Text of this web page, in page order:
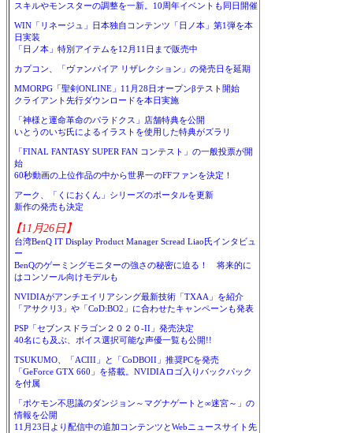
スキルやモンスターの調整を一新。10周年イベントも同日開催
WIN「リネージュ」日本独自コンテンツ「日ノ本」第1弾を本
日実装
「日ノ本」特別アイテムを12月11日まで販売中
カプコン、「ヴァンパイア リザレクション」の発売日を延期
MMORPG「聖剣ONLINE」11月28日オープンβテスト開始
クライアント先行ダウンロードを本日実施
「神様と運命革命のパラドクス」店舗特典を公開
いとうのいぢ氏によるイラストを使用した特典がズラリ
「FINAL FANTASY SUPER FAN コンテスト」の一般投票が開
始
60秒動画の上位作品の中から世界一のFFファンを決定！
アーク、「くにおくん」シリーズのポータルを更新
新作の発売も決定
【11月26日】
台湾BenQ IT Display Product Manager Scread Liao氏インタビュ
ー
BenQのゲーミングモニターの強さの秘密に迫る！ 将来的に
はコンソール向けモデルも
NVIDIAがアンチエイリアシング最新技術「TXAA」を紹介
「アサクリ3」や「CoD:BO2」に合わせたキャンペーンも発表
PSP「セブンスドラゴン２０２０-II」発売決定
40名にも及ぶ、ボイス選択可能な声優一覧も公開!!
TSUKUMO、「ACIII」と「CoDBOII」推奨PCを発売
「GeForce GTX 660」を搭載。NVIDIAロゴ入りバックパック
を付属
「ポケモン不思議のダンジョン～マグナゲートと∞迷宮～」の
情報を公開
11月23日より配信中の追加コンテンツとWebニュースサイト先